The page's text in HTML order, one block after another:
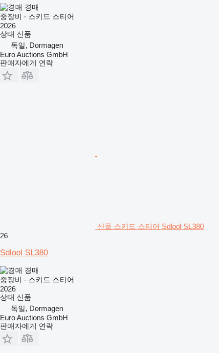
경매
중장비 - 스키드 스티어
2026
상태 신품
독일, Dormagen
Euro Auctions GmbH
판매자에게 연락
신품 스키드 스티어 Sdlool SL380
26
Sdlool SL380
경매
중장비 - 스키드 스티어
2026
상태 신품
독일, Dormagen
Euro Auctions GmbH
판매자에게 연락